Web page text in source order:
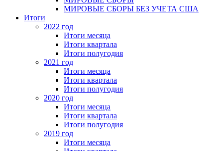
МИРОВЫЕ СБОРЫ БЕЗ УЧЕТА США
Итоги
2022 год
Итоги месяца
Итоги квартала
Итоги полугодия
2021 год
Итоги месяца
Итоги квартала
Итоги полугодия
2020 год
Итоги месяца
Итоги квартала
Итоги полугодия
2019 год
Итоги месяца